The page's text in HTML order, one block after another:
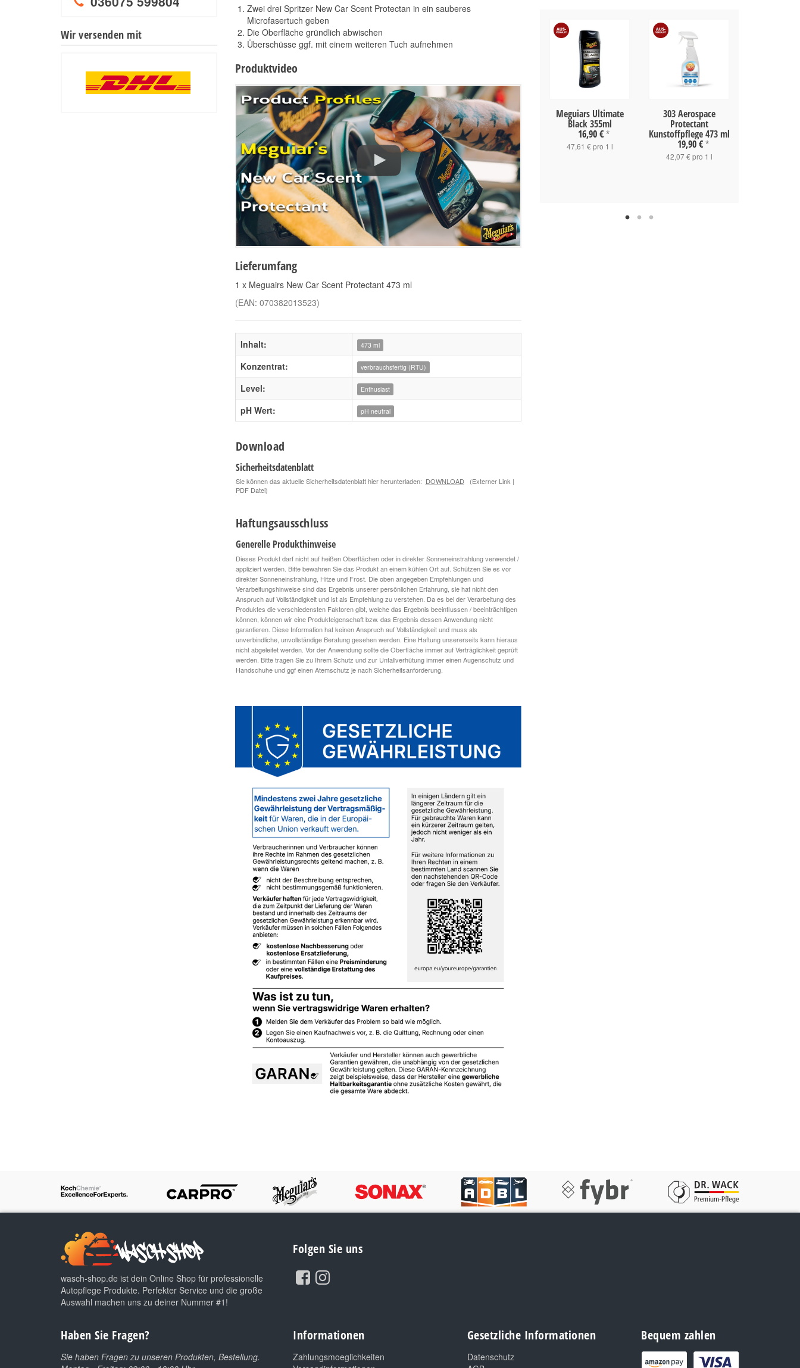
Zwei drei Spritzer New Car Scent Protectan in ein sauberes
Microfasertuch geben
Die Oberfläche gründlich abwischen
Überschüsse ggf. mit einem weiteren Tuch aufnehmen
Produktvideo
Lieferumfang
1 x Meguairs New Car Scent Protectant 473 ml
(EAN: 070382013523)
Inhalt: 473 ml
Konzentrat: verbrauchsfertig (RTU)
Level: Enthusiast
pH Wert: pH neutral
Download
Sicherheitsdatenblatt
Sie können das aktuelle Sicherheitsdatenblatt hier herunterladen: DOWNLOAD
(Externer Link |
PDF Datei)
Haftungsausschluss
Generelle Produkthinweise
Dieses Produkt darf nicht auf heißen Oberflächen oder in direkter Sonneneinstrahlung verwendet /
appliziert werden. Bitte bewahren Sie das Produkt an einem kühlen Ort auf. Schützen Sie es vor
direkter Sonneneinstrahlung, Hitze und Frost. Die oben angegeben Empfehlungen und
Verarbeitungshinweise sind das Ergebnis unserer persönlichen Erfahrung, sie hat nicht den
Anspruch auf Vollständigkeit und ist als Empfehlung zu verstehen. Da es bei der Verarbeitung des
Produktes die verschiedensten Faktoren gibt, welche das Ergebnis beeinflussen / beeinträchtigen
können, können wir eine Produkteigenschaft bzw. das Ergebnis dessen Anwendung nicht
garantieren. Diese Information hat keinen Anspruch auf Vollständigkeit und muss als
unverbindliche, unvollständige Beratung gesehen werden. Eine Haftung unsererseits kann hieraus
nicht abgeleitet werden. Vor der Anwendung sollte die Oberfläche immer auf Verträglichkeit geprüft
werden. Bitte tragen Sie zu Ihrem Schutz und zur Unfallverhütung immer einen Augenschutz und
Handschuhe und ggf einen Atemschutz je nach Sicherheitsanforderung.
ADBL Interior QD
500ml
10,50 € *
21,00 € pro 1 l
Meguiars Endurance
Tire Gel Reifengel 473
ml
17,90 € *
37,84 € pro 1 l
Meguiars Ultimate
Black 355ml
16,90 € *
47,61 € pro 1 l
303 Aerospace
Protectant
Kunstoffpflege 473 ml
19,90 € *
42,07 € pro 1 l
Wir versenden mit
wasch-shop.de ist dein Online Shop für professionelle
Autopflege Produkte. Perfekter Service und die große
Auswahl machen uns zu deiner Nummer #1!
Folgen Sie uns
Haben Sie Fragen?
Sie haben Fragen zu unseren Produkten, Bestellung.
Informationen
Zahlungsmoeglichkeiten
Gesetzliche Informationen
Datenschutz
Bequem zahlen